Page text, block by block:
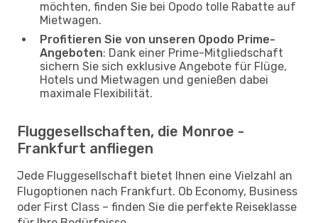
möchten, finden Sie bei Opodo tolle Rabatte auf
Mietwagen.
Profitieren Sie von unseren Opodo Prime-
Angeboten: Dank einer Prime-Mitgliedschaft
sichern Sie sich exklusive Angebote für Flüge,
Hotels und Mietwagen und genießen dabei
maximale Flexibilität.
Fluggesellschaften, die Monroe -
Frankfurt anfliegen
Jede Fluggesellschaft bietet Ihnen eine Vielzahl an
Flugoptionen nach Frankfurt. Ob Economy, Business
oder First Class – finden Sie die perfekte Reiseklasse